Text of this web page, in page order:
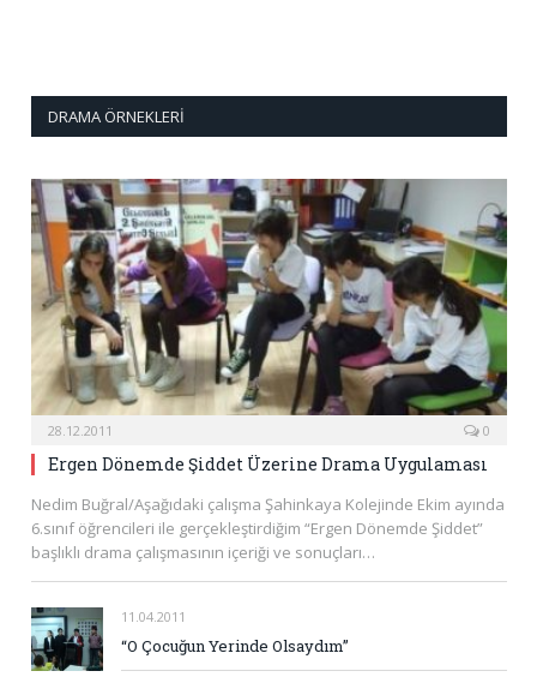
DRAMA ÖRNEKLERI
28.12.2011 0
Ergen Dönemde Şiddet Üzerine Drama Uygulaması
Nedim Buğral/Aşağıdaki çalışma Şahinkaya Kolejinde Ekim ayında
6.sınıf öğrencileri ile gerçekleştirdiğim “Ergen Dönemde Şiddet”
başlıklı drama çalışmasının içeriği ve sonuçları…
11.04.2011
“O Çocuğun Yerinde Olsaydım”